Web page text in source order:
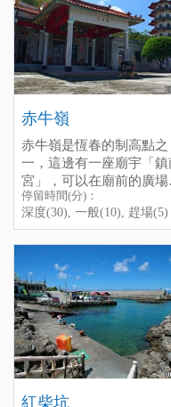
赤牛嶺
赤牛嶺是恆春的制高點之
一，這邊有一座廟宇「鎮
宮」，可以在廟前的廣場
高俯瞰整個恆春鎮的景觀
視野非常好，這裡也是觀
的好地點，天氣好的時候
能看見龍鑾潭與海，是
賞景的好地點。
從恆春工商一旁的路進去
順著路開上山，經過恆春
態農場再往上走，便可抵
此地，但夜間人車稀少，
燈較少，行車需注意安全
Chi-Niu-Ling
Chi-Niu-Ling is one of the
highIights of Hengchun
Town. There is a temple
named “Zhen-Nan-Gong”
here, you can see the
town at the square of the
temple, even the Lake
Luan Tan” as weII as the
On a cloudless night, lt is
aIso a good place to see
To go to Chi-Niu-Ling, you
have to go straight on the
road beside Hengchun
Vocational High SchooI,
the Hengchun Farm, and
wiII arrive soon. Be
there are onIy a few cars
people that pass by here at
停留時間(分)：
深度(30), 一般(10), 趕場(5)
紅柴坑